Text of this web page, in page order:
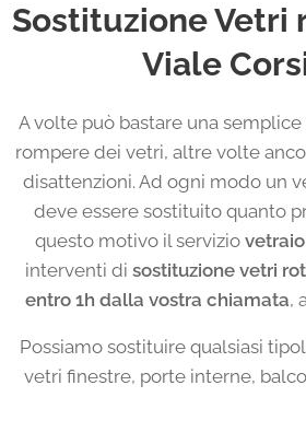
Sostituzione Vetri
Viale
A volte può bastare una
rompere dei vetri, altre volte
disattenzioni. Ad ogni modo un
deve essere sostituito quanto
questo motivo il servizio vetraio
interventi di sostituzione vetri
entro 1h dalla vostra chiamata,
Possiamo sostituire qualsiasi
vetri finestre, porte interne,